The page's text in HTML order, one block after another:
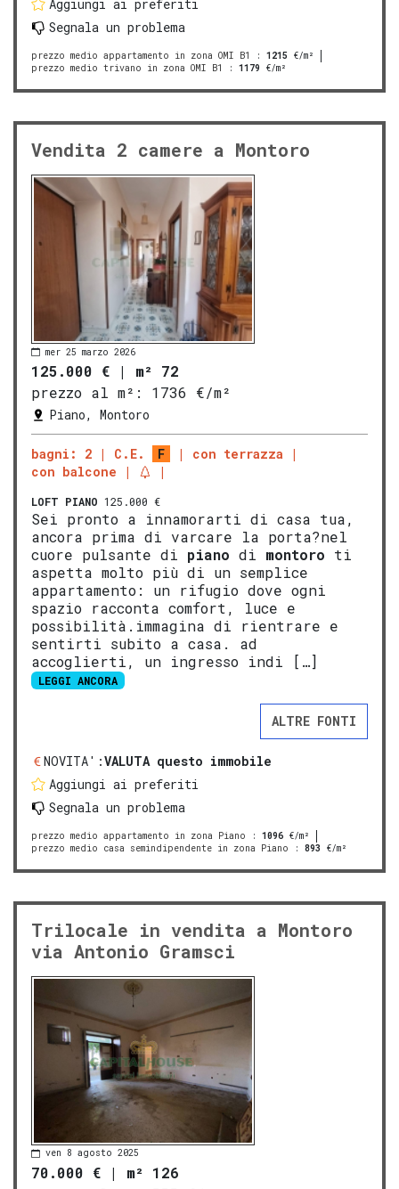
Aggiungi ai preferiti
Segnala un problema
prezzo medio appartamento in zona OMI B1 : 1215 €/m²
prezzo medio trivano in zona OMI B1
: 1179 €/m²
Vendita 2 camere a Montoro
mer 25 marzo 2026
125.000 € | m² 72
prezzo al m²:
1736 €/m²
Piano, Montoro
bagni: 2 C.E. F
con terrazza
con balcone
LOFT PIANO 125.000 €
Sei pronto a innamorarti di casa tua,
ancora prima di varcare la porta?nel
cuore pulsante di piano di montoro ti
aspetta molto più di un semplice
appartamento: un rifugio dove ogni
spazio racconta comfort, luce e
possibilità.immagina di rientrare e
sentirti subito a casa. ad
accoglierti, un ingresso indi […]
LEGGI ANCORA
ALTRE FONTI
NOVITA':VALUTA questo immobile
Aggiungi ai preferiti
Segnala un problema
prezzo medio appartamento in zona Piano : 1096 €/m²
prezzo medio casa semindipendente in zona Piano : 893 €/m²
Trilocale in vendita a Montoro
via Antonio Gramsci
ven 8 agosto 2025
70.000 € | m² 126